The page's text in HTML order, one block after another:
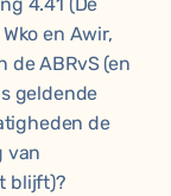
en Awir,
de ABRvS (en
geldende
de
van
blijft)?